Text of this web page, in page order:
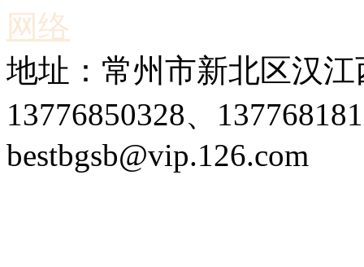
网络
地址：常州市新北区汉
13776850328、
bestbgsb@vip.126.com